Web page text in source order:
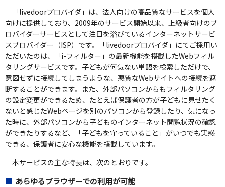
「livedoorプロバイダ」は、法人向けの高品質なサービスを個人
向けに提供しており、2009年のサービス開始以来、上級者向けのプ
ロバイダーサービスとして注目を浴びているインターネットサービ
スプロバイダー（ISP）です。「livedoorプロバイダ」にてご採用い
ただいたのは、「i-フィルター」の最新機能を搭載したWebフィル
タリングサービスです。子どもが何気ない単語を検索しただけで、
意図せずに接続してしまうような、悪質なWebサイトへの接続を遮
断することができます。また、外部パソコンからもフィルタリング
の設定変更ができるため、たとえば保護者の方が子どもに見せたく
ないと感じたWebページを別のパソコンから登録したり、気になっ
た時に、外部パソコンから子どものインターネット閲覧状況の確認
ができたりするなど、「子どもを守っていること」がいつでも実感
できる、保護者に安心な機能を搭載しています。
本サービスの主な特長は、次のとおりです。
あらゆるブラウザーでの利用が可能